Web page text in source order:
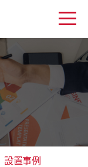
設置事例